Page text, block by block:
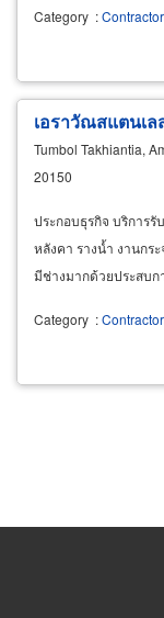
Category :
เอราวัณสแตนเล
Tumbol Takhiantia,
20150
ประกอบธุรกิจ บริการ
หลังคา รางน้ำ งานกร
มีช่างมากด้วยประสบก
Category :